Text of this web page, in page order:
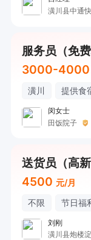
潢川县中通
服务员（免
3000-4000
潢川 提供食
闵女士
田饭院子
送货员（高
4500 元/月
不限 节日福
刘刚